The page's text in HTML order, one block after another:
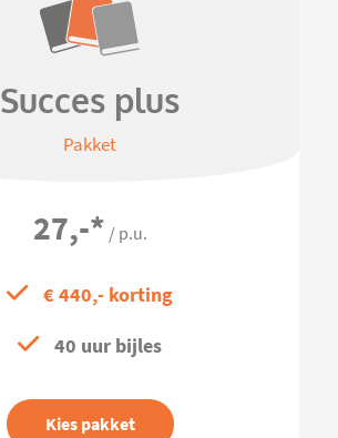
Succes plus
Pakket
27,-* / p.u.
€ 440,- korting
40 uur bijles
Kies pakket